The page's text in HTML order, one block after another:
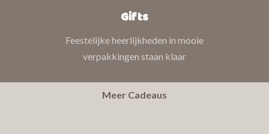
Gifts
Feestelijke heerlijkheden in mooie
verpakkingen staan klaar
Meer Cadeaus